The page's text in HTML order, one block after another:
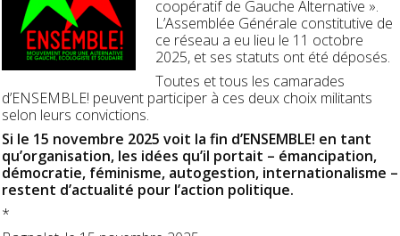
coopératif de Gauche Alternative ».
L’Assemblée Générale constitutive de
ce réseau a eu lieu le 11 octobre
2025, et ses statuts ont été déposés.
Toutes et tous les camarades
d’ENSEMBLE! peuvent participer à ces deux choix militants
selon leurs convictions.
Si le 15 novembre 2025 voit la fin d’ENSEMBLE! en tant
qu’organisation, les idées qu’il portait – émancipation,
démocratie, féminisme, autogestion, internationalisme –
restent d’actualité pour l’action politique.
*